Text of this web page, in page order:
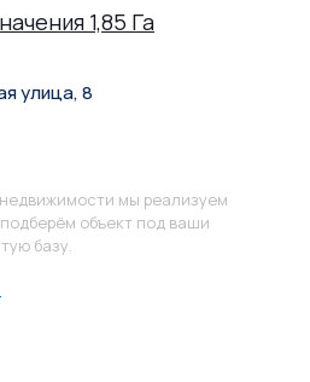
1,85 Га
улица, 8
мы реализуем
объект под ваши
базу.